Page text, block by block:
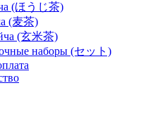
(ほうじ茶)
(麦茶)
(玄米茶)
наборы (セット)